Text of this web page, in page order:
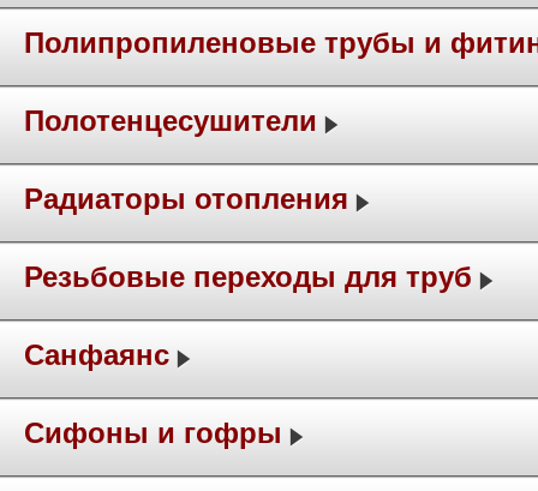
Полипропиленовые трубы и
Полотенцесушители
Радиаторы отопления
Резьбовые переходы для труб
Санфаянс
Сифоны и гофры